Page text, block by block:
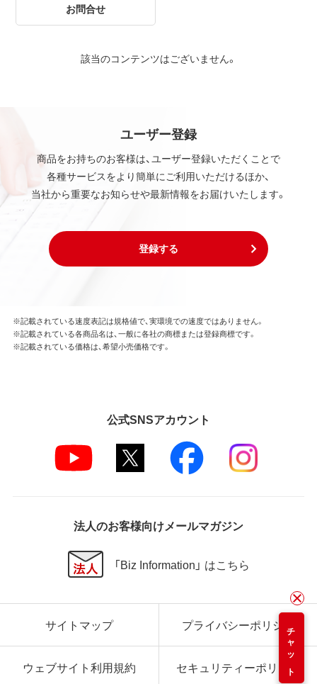
お問合せ
該当のコンテンツはございません。
ユーザー登録
商品をお持ちのお客様は、ユーザー登録いただくことで
各種サービスをより簡単にご利用いただけるほか、
当社から重要なお知らせや最新情報をお届けいたします。
登録する
チャット
※記載されている速度表記は規格値で、実環境での速度ではありません。
※記載されている各商品名は、一般に各社の商標または登録商標です。
※記載されている価格は、希望小売価格です。
公式SNSアカウント
法人のお客様向けメールマガジン
「Biz Information」 はこちら
サイトマップ プライバシーポリシー
ウェブサイト利用規約 セキュリティーポリシー